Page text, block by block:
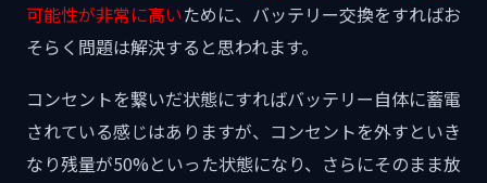
可能性が非常に高いために、バッテリー交換をすればお
そらく問題は解決すると思われます。
コンセントを繋いだ状態にすればバッテリー自体に蓄電
されている感じはありますが、コンセントを外すといき
なり残量が50%といった状態になり、さらにそのまま放